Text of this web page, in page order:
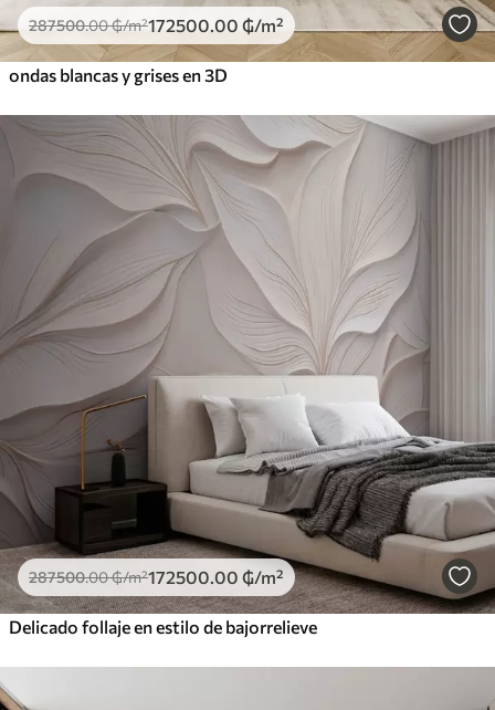
287500.00₲/m²172500 .00 ₲/m²
ondas blancas y grises en 3D
287500.00₲/m²172500 .00 ₲/m²
Delicado follaje en estilo de bajorrelieve